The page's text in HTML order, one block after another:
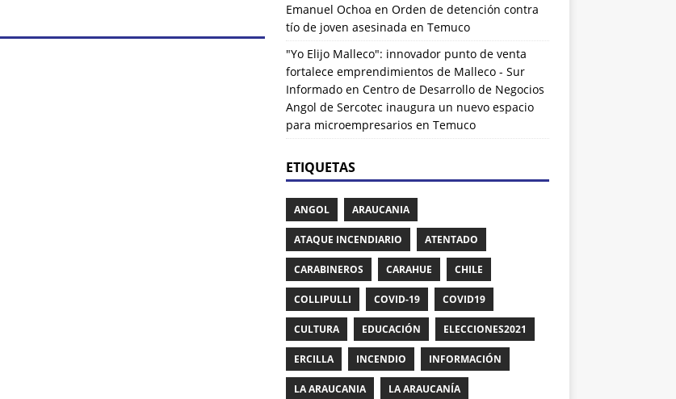
Emanuel Ochoa en Orden de detención contra
tío de joven asesinada en Temuco
"Yo Elijo Malleco": innovador punto de venta
fortalece emprendimientos de Malleco - Sur
Informadoen Centro de Desarrollo de Negocios
Angol de Sercotec inaugura un nuevo espacio
para microempresarios en Temuco
ETIQUETAS
ANGOL ARAUCANIA
ATAQUE INCENDIARIO ATENTADO
CARABINEROS CARAHUE CHILE
COLLIPULLI COVID-19 COVID19
CULTURA EDUCACIÓN ELECCIONES2021
ERCILLA INCENDIO INFORMACIÓN
LA ARAUCANIA LA ARAUCANÍA